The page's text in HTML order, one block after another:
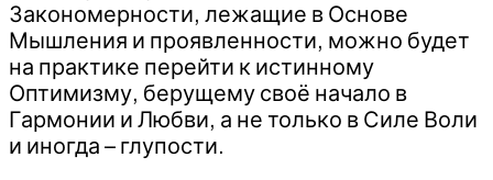
Закономерности, лежащие в Основе
Мышления и проявленности, можно будет
на практике перейти к истинному
Оптимизму, берущему своё начало в
Гармонии и Любви, а не только в Силе Воли
и иногда – глупости.